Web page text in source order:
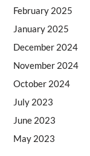
February 2025
January 2025
December 2024
November 2024
October 2024
July 2023
June 2023
May 2023